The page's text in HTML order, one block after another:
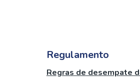
Regulamento
Regras de desempate